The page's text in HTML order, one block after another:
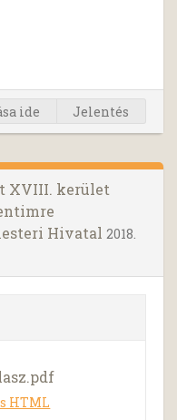
ide Jelentés
XVIII. kerület
Hivatal 2018.
HTML